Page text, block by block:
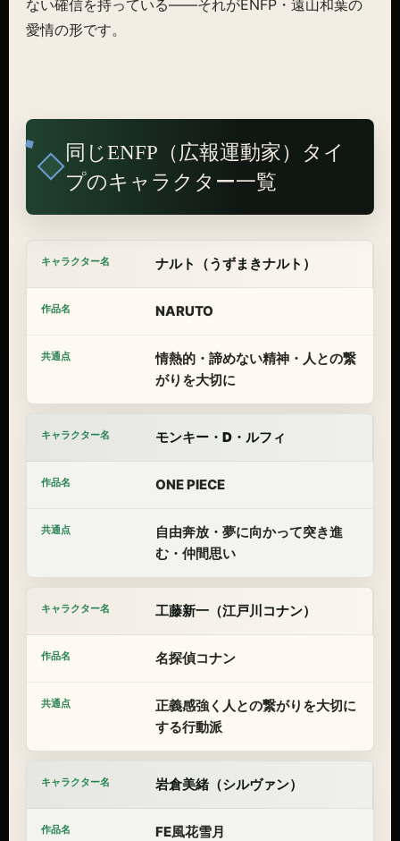
ない確信を持っている——それがENFP・遠山和葉の
愛情の形です。
同じENFP（広報運動家）タイ
プのキャラクター一覧
ナルト（うずまきナルト）
NARUTO
情熱的・諦めない精神・人との繋
がりを大切に
モンキー・D・ルフィ
ONE PIECE
自由奔放・夢に向かって突き進
む・仲間思い
工藤新一（江戸川コナン）
名探偵コナン
正義感強く人との繋がりを大切に
する行動派
岩倉美緒（シルヴァン）
FE風花雪月